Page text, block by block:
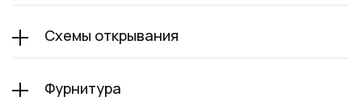
Схемы открывания
Фурнитура